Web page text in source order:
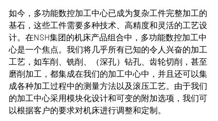
如今，多功能数控加工中心已成为复杂工件完整加工的
基石，这些工件需要多种技术、高精度和灵活的工艺设
计。在NSH集团的机床产品组合中，多功能数控加工中
心是一个焦点。我们将几乎所有已知的令人兴奋的加工
工艺，如车削、铣削、（深孔）钻孔、齿轮切削，甚至
磨削加工，都集成在我们的加工中心中，并且还可以集
成各种加工过程中的测量方法以及滚压工艺。由于我们
的加工中心采用模块化设计和可变的附加选项，我们可
以根据客户的要求对机床进行调整和定制。